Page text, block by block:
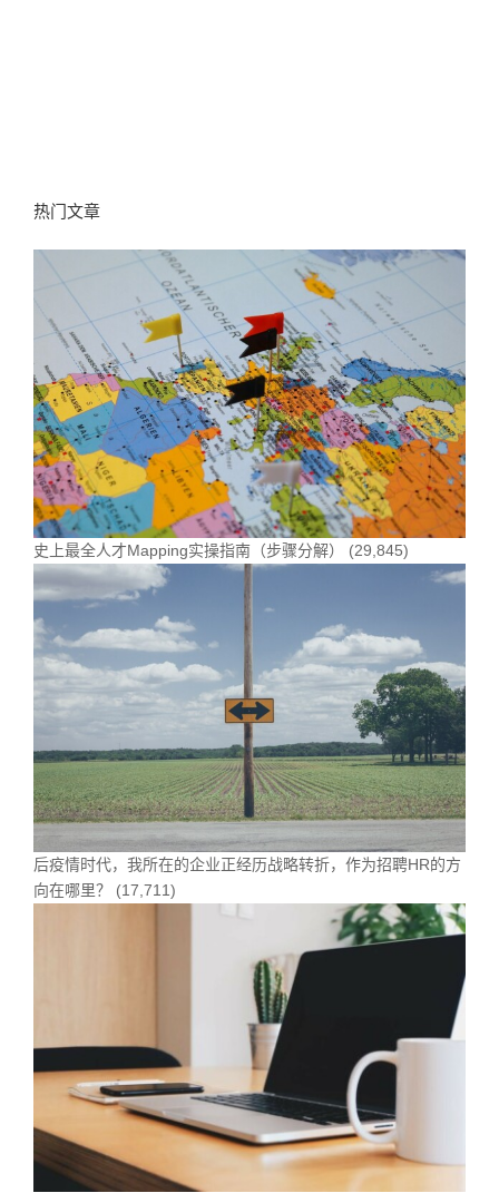
热门文章
史上最全人才Mapping实操指南（步骤分解） (29,845)
后疫情时代，我所在的企业正经历战略转折，作为招聘HR的方
向在哪里？
(17,711)